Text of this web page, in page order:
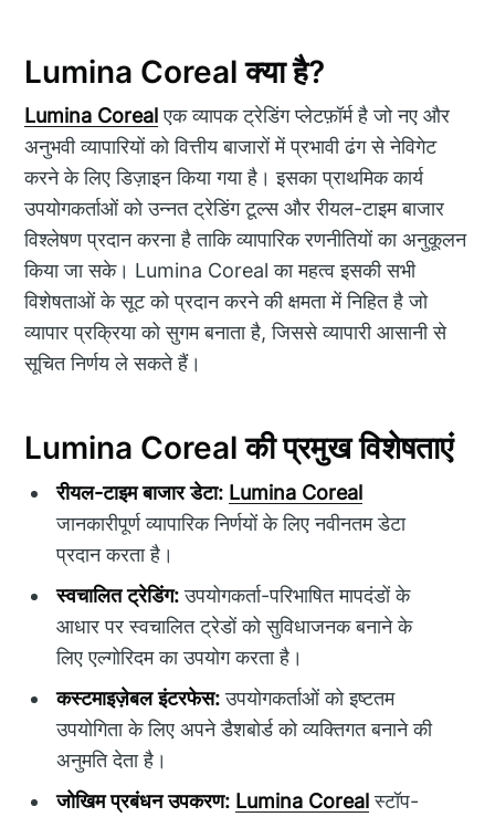
Lumina Coreal क्या है?
Lumina Corealएक व्यापक ट्रेडिंग प्लेटफ़ॉर्म है जो नए और
अनुभवी व्यापारियों को वित्तीय बाजारों में प्रभावी ढंग से नेविगेट
करने के लिए डिज़ाइन किया गया है। इसका प्राथमिक कार्य
उपयोगकर्ताओं को उन्नत ट्रेडिंग टूल्स और रीयल-टाइम बाजार
विश्लेषण प्रदान करना है ताकि व्यापारिक रणनीतियों का अनुकूलन
किया जा सके। Lumina Coreal का महत्व इसकी सभी
विशेषताओं के सूट को प्रदान करने की क्षमता में निहित है जो
व्यापार प्रक्रिया को सुगम बनाता है, जिससे व्यापारी आसानी से
सूचित निर्णय ले सकते हैं।
Lumina Coreal की प्रमुख विशेषताएं
रीयल-टाइम बाजार डेटा: Lumina Coreal
जानकारीपूर्ण व्यापारिक निर्णयों के लिए नवीनतम डेटा
प्रदान करता है।
स्वचालित ट्रेडिंग:उपयोगकर्ता-परिभाषित मापदंडों के
आधार पर स्वचालित ट्रेडों को सुविधाजनक बनाने के
लिए एल्गोरिदम का उपयोग करता है।
कस्टमाइज़ेबल इंटरफेस:उपयोगकर्ताओं को इष्टतम
उपयोगिता के लिए अपने डैशबोर्ड को व्यक्तिगत बनाने की
अनुमति देता है।
जोखिम प्रबंधन उपकरण: Lumina Corealस्टॉप-